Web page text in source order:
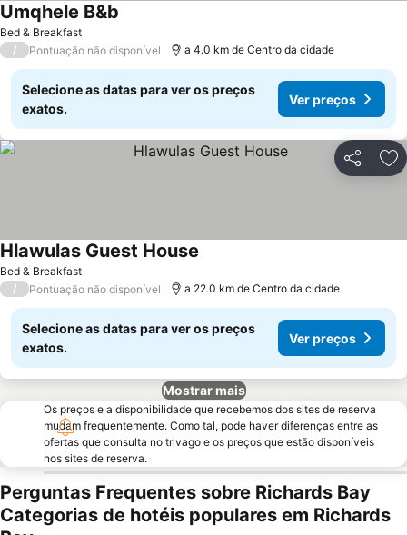
Bed & Breakfast
Umqhele B&b
/ Pontuação não disponível a 4.0 km de Centro da cidade
Selecione as datas para ver os preços
exatos.
Ver preços
Partilhar
Bed & Breakfast
Hlawulas Guest House
/ Pontuação não disponível a 22.0 km de Centro da cidade
Selecione as datas para ver os preços
exatos.
Ver preços
Mostrar mais
Os preços e a disponibilidade que recebemos dos sites de reserva
mudam frequentemente. Como tal, pode haver diferenças entre as
ofertas que consulta no trivago e os preços que estão disponíveis
nos sites de reserva.
Perguntas Frequentes sobre Richards Bay
Categorias de hotéis populares em Richards